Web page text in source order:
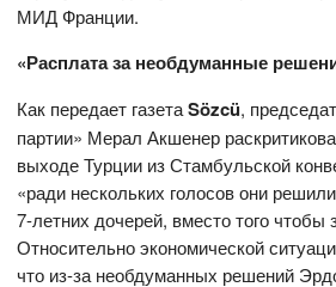
МИД Франции.
«Расплата за необдуманные
Как передает газетаSözcü,
партии» Мерал Акшенер
выходе Турции из Стамбульской
«ради нескольких голосов они
7-летних дочерей, вместо того
Относительно экономической
что из-за необдуманных решений